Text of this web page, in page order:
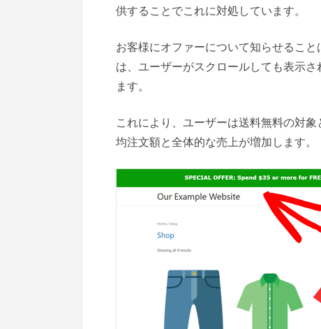
供することでこれに対処しています。
お客様にオファーについて知らせるこ
は、ユーザーがスクロールしても表示
ます。
これにより、ユーザーは送料無料の対
均注文額と全体的な売上が増加します。